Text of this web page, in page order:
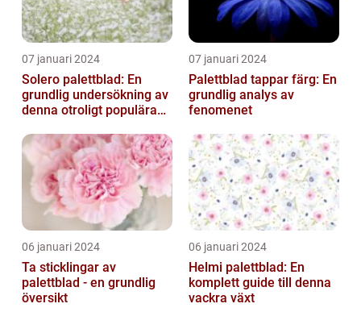
07 januari 2024
Solero palettblad: En
grundlig undersökning av
denna otroligt populära
07 januari 2024
Palettblad tappar färg: En
grundlig analys av
fenomenet
06 januari 2024
Ta sticklingar av
palettblad - en grundlig
översikt
06 januari 2024
Helmi palettblad: En
komplett guide till denna
vackra växt